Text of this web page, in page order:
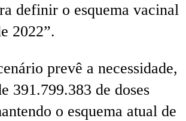
definir o esquema vacinal
2022”.
prevê a necessidade,
391.799.383 de doses
o esquema atual de